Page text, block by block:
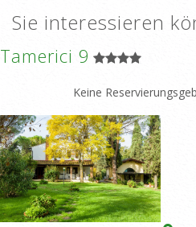
Sie interessieren
Tamerici 9
Keine